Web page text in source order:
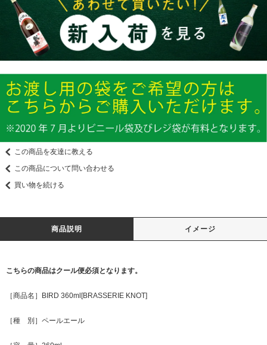
この商品を友達に教える
この商品について問い合わせる
買い物を続ける
商品説明 イメージ
こちらの商品はクール便必須となります。
［商品名］BIRD 360ml[BRASSERIE KNOT]
［種 別］ペールエール